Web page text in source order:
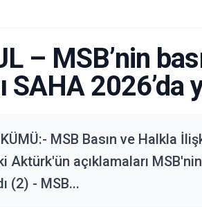
– MSB’nin
SAHA 2026’da
MSB Basın ve Halkla
Aktürk'ün açıklamaları
(2) - MSB...